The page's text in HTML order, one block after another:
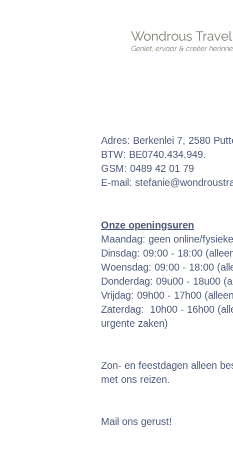
Wondrous
Geniet, ervaar & creëer
Adres: Berkenlei 7, 2580
BTW: BE0740.434.949.
GSM: 0489 42 01 79
E-mail:
Onze openingsuren
Maandag: geen online/
Dinsdag: 09:00 - 18:00
Woensdag: 09:00 - 18:00
Donderdag: 09u00 - 18u00
Vrijdag: 09h00 - 17h00
Zaterdag: 10h00 - 16h00
urgente zaken)
Zon- en feestdagen alleen
met ons reizen.
Mail ons gerust!